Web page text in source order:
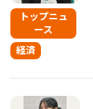
トップニュ
ース
経済